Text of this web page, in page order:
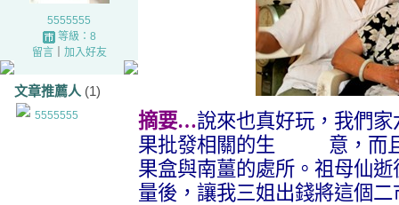
5555555
等級：8
留言｜ 加入好友
文章推薦人 (1)
5555555 摘要…說來也真好玩，我們
果批發相關的生 意，而且
果盒與南薑的處所。祖母
量後，讓我三姐出錢將這